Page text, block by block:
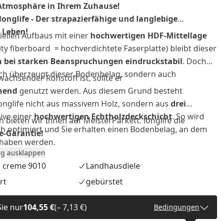
in Ihrem Zuhause!
- Der strapazierfähige und langlebige
Aufbaus mit einerhochwertigen HDF-Mittellage
fiberboard = hochverdichtete Faserplatte) bleibt dieser
bei starken Beanspruchungen eindruckstabil. Doch
überzeugt dieser Bodenbelag, sondern auch
Rohstoff ist, sollte er
genutzt werden. Aus diesem Grund besteht
nicht aus massivem Holz, sondern aus drei
einerhochwertigen Echtholzdeckschicht. So wird
optimiert und Sie erhalten einen Bodenbelag, an dem
werden.
bieten wir Ihnen auf MeisterParkett. longlife die
Garantie!
ausklappen
9010
Landhausdiele
gebürstet
nur104,55 €(– 7,13 €) Bedingungen